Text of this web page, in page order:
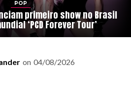
POP
primeiro show no Brasil
‘PCD Forever Tour’
on 04/08/2026